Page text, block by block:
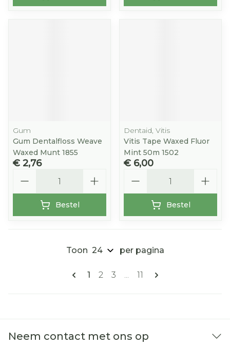
Gum
Gum Dentalfloss Weave
Waxed Munt 1855
€ 2,76
Bestel
Dentaid, Vitis
Vitis Tape Waxed Fluor
Mint 50m 1502
€ 6,00
Bestel
Pagina's
U lees momenteel pagina
1 Pagina
2 Pagina
3 ... Pagina
11
Toon per pagina
Neem contact met ons op